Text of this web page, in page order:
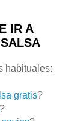
IR A
habituales:
gratis?
?